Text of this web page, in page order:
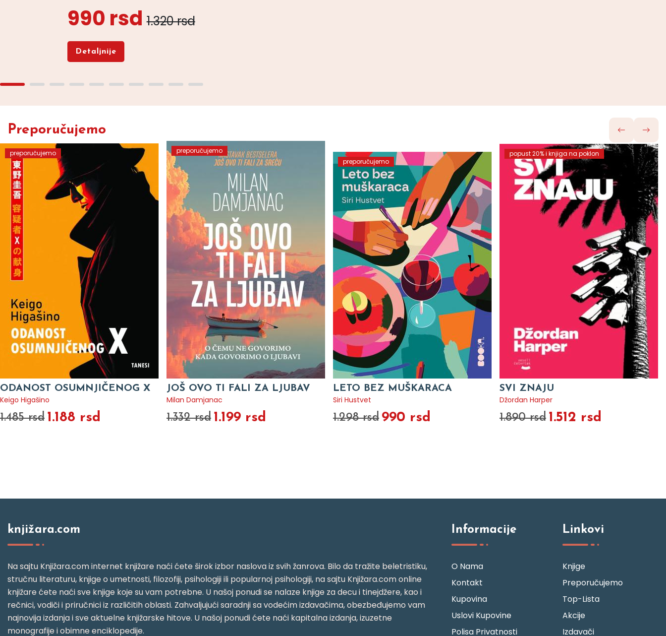
990 rsd 1.320 rsd
Detaljnije
Preporučujemo
preporučujemo
ODANOST OSUMNJIČENOG X
Keigo Higašino
1.485 rsd 1.188 rsd
preporučujemo
JOŠ OVO TI FALI ZA LJUBAV
Milan Damjanac
1.332 rsd 1.199 rsd
preporučujemo
LETO BEZ MUŠKARACA
Siri Hustvet
1.298 rsd 990 rsd
popust 20% i knjiga na poklon
SVI ZNAJU
Džordan Harper
1.890 rsd 1.512 rsd
knjižara.com
Na sajtu Knjižara.com internet knjižare naći ćete širok izbor naslova iz svih žanrova. Bilo da tražite beletristiku,
stručnu literaturu, knjige o umetnosti, filozofiji, psihologiji ili popularnoj psihologiji, na sajtu Knjižara.com online
knjižare ćete naći sve knjige koje su vam potrebne. U našoj ponudi se nalaze knjige za decu i tinejdžere, kao i
rečnici, vodiči i priručnici iz različitih oblasti. Zahvaljujući saradnji sa vodećim izdavačima, obezbeđujemo vam
najnovija izdanja i sve aktuelne knjižarske hitove. U našoj ponudi ćete naći kapitalna izdanja, izuzetne
monografije i obimne enciklopedije.
Informacije
O Nama
Kontakt
Kupovina
Uslovi Kupovine
Polisa Privatnosti
Linkovi
Knjige
Preporučujemo
Top-Lista
Akcije
Izdavači